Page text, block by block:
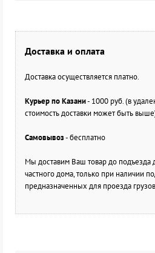
Доставка и оплата
Доставка осуществляется платно.
Курьер по Казани- 1000 руб. (в
стоимость доставки может быть
Самовывоз- бесплатно
Мы доставим Ваш товар до подъезда
частного дома, только при наличии
предназначенных для проезда